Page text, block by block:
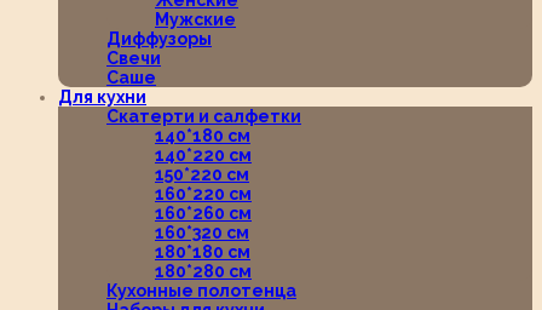
Мужские
Диффузоры
Свечи
Саше
Для кухни
Скатерти и салфетки
140*180 см
140*220 см
150*220 см
160*220 см
160*260 см
160*320 см
180*180 см
180*280 см
Кухонные полотенца